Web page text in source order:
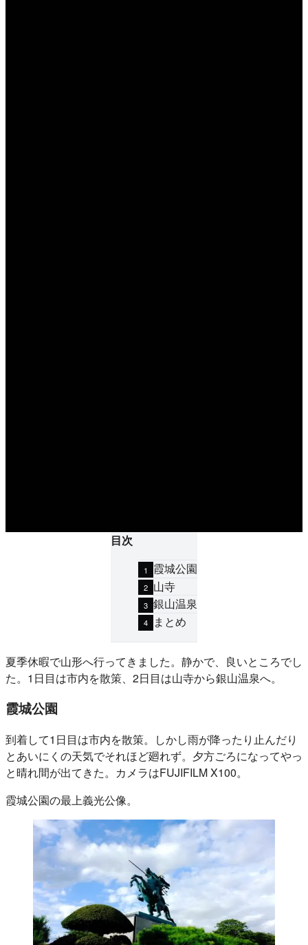
目次
霞城公園
山寺
銀山温泉
まとめ
夏季休暇で山形へ行ってきました。静かで、良いところでし
た。1日目は市内を散策、2日目は山寺から銀山温泉へ。
霞城公園
到着して1日目は市内を散策。しかし雨が降ったり止んだり
とあいにくの天気でそれほど廻れず。夕方ごろになってやっ
と晴れ間が出てきた。カメラはFUJIFILM X100。
霞城公園の最上義光公像。